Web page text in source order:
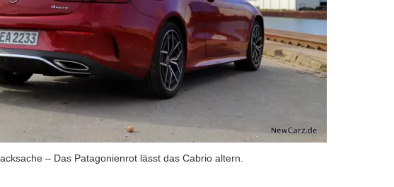
– Das Patagonienrot lässt das Cabrio altern.